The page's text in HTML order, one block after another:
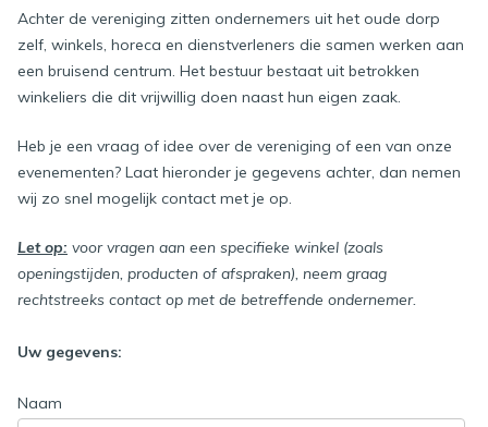
Achter de vereniging zitten ondernemers uit het oude dorp
zelf, winkels, horeca en dienstverleners die samen werken aan
een bruisend centrum. Het bestuur bestaat uit betrokken
winkeliers die dit vrijwillig doen naast hun eigen zaak.
Heb je een vraag of idee over de vereniging of een van onze
evenementen? Laat hieronder je gegevens achter, dan nemen
wij zo snel mogelijk contact met je op.
Let op: voor vragen aan een specifieke winkel (zoals
openingstijden, producten of afspraken), neem graag
rechtstreeks contact op met de betreffende ondernemer.
Uw gegevens:
Naam